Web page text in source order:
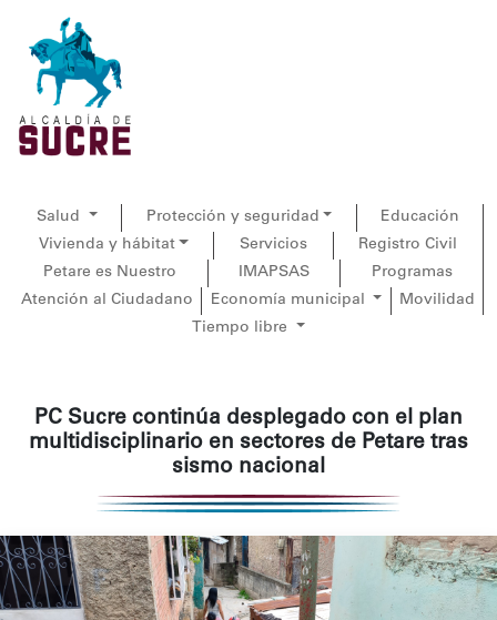
Salud Protección y seguridad
Educación
Vivienda y hábitat
Servicios
Registro Civil
Petare es Nuestro
IMAPSAS
Programas
Atención al Ciudadano
Economía municipal
Movilidad
Tiempo libre
PC Sucre continúa desplegado con el plan
multidisciplinario en sectores de Petare tras
sismo nacional